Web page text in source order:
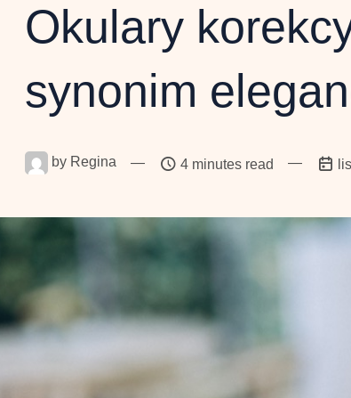
Okulary
synonim
by Regina — 4 minutes read —